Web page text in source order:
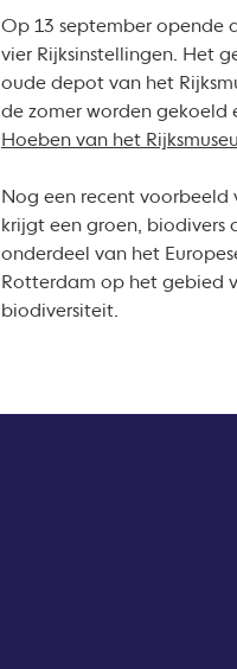
Op 13 september opende
vier Rijksinstellingen. Het
oude depot van het
de zomer worden gekoeld
Hoeben van het
Nog een recent voorbeeld
krijgt een groen, biodivers
onderdeel van het
Rotterdam op het gebied
biodiversiteit.